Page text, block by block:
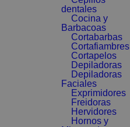
dentales
Cocina y
Barbacoas
Cortabarbas
Cortafiambres
Cortapelos
Depiladoras
Depiladoras
Faciales
Exprimidores
Freidoras
Hervidores
Hornos y